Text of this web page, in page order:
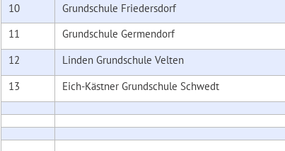
10
Grundschule Friedersdorf
11
Grundschule Germendorf
12
Linden Grundschule Velten
13
Eich-Kästner Grundschule Schwedt